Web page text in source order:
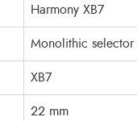
Harmony XB7
Monolithic selector
XB7
22 mm